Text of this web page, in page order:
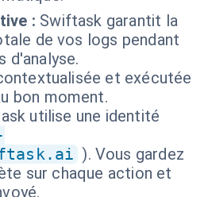
: Swiftask garantit la
de vos logs pendant
d'analyse.
et exécutée
bon moment.
utilise une identité
). Vous gardez
sur chaque action et